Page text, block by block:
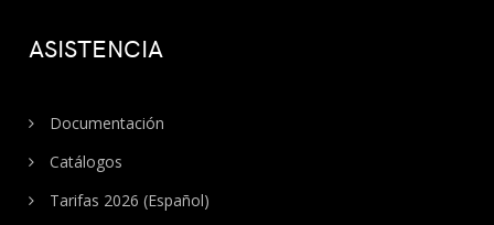
ASISTENCIA
Documentación
Catálogos
Tarifas 2026 (Español)